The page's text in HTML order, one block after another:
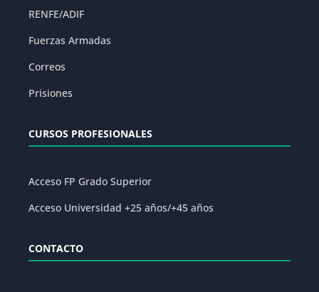
RENFE/ADIF
Fuerzas Armadas
Correos
Prisiones
CURSOS PROFESIONALES
Acceso FP Grado Superior
Acceso Universidad +25 años/+45 años
CONTACTO